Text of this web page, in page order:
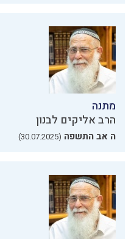
מתנה
הרב אליקים לבנון
ה אב התשפה (30.07.2025)